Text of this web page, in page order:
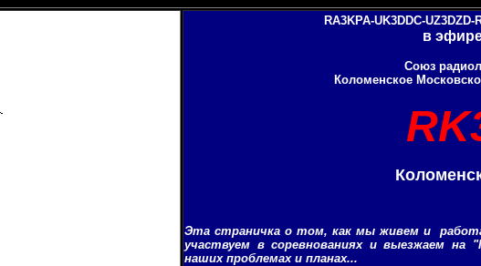
RA3KPA-UK3DDC-
в
Союз
Коломенское
Эта страничка о том, как мы живем и
участвуем в соревнованиях и выезжаем на
наших проблемах и планах...